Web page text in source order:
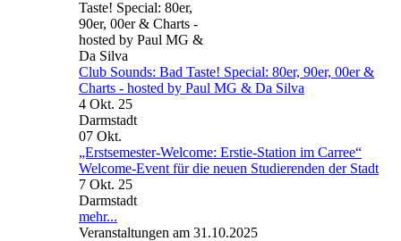
Club Sounds: Bad Taste! Special: 80er, 90er, 00er &
Charts - hosted by Paul MG & Da Silva
4 Okt. 25
Darmstadt
07 Okt.
„Erstsemester-Welcome: Erstie-Station im Carree“
Welcome-Event für die neuen Studierenden der Stadt
7 Okt. 25
Darmstadt
mehr...
Veranstaltungen am 31.10.2025